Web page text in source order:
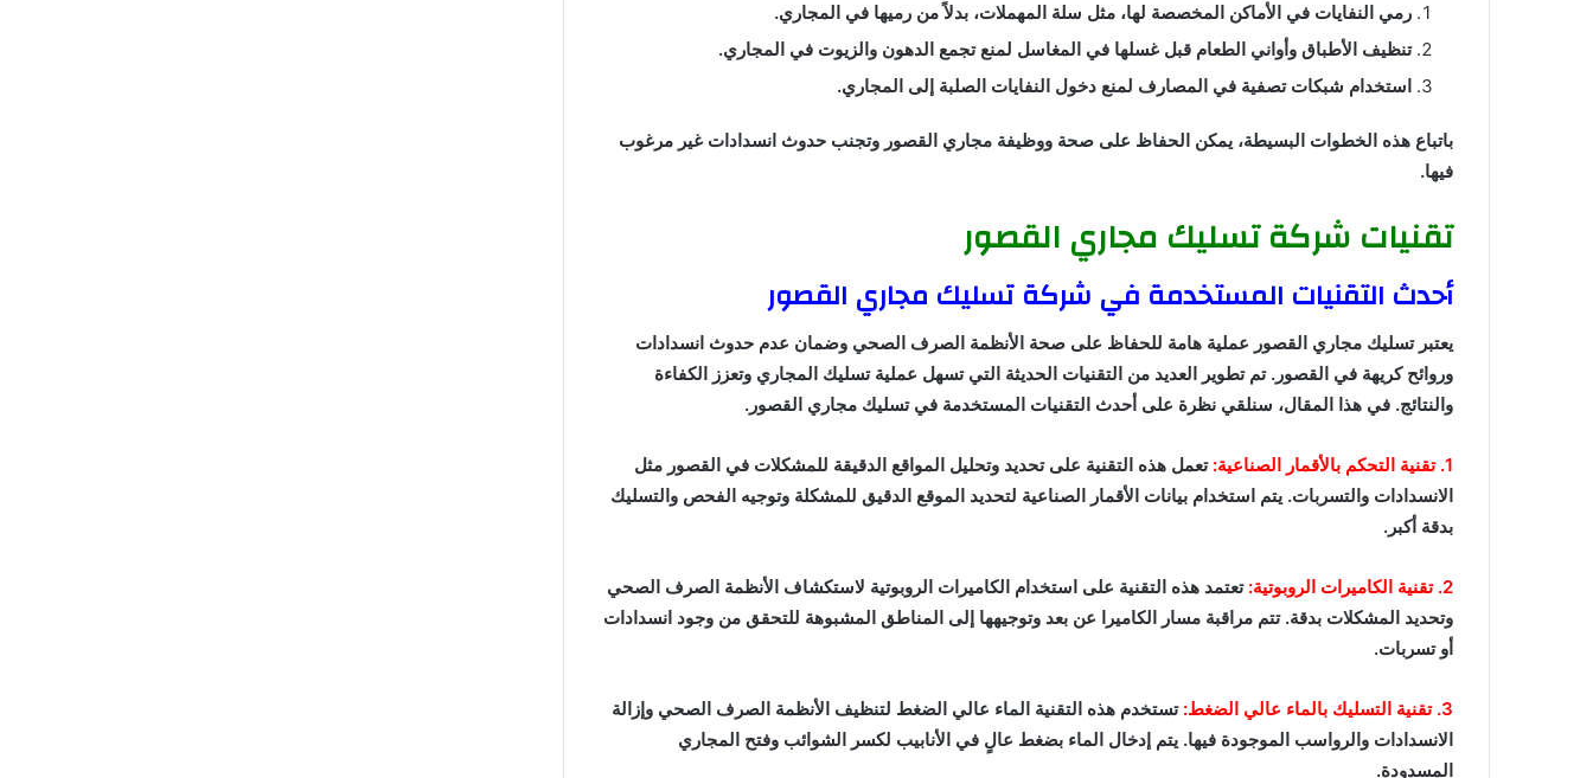
رمي النفايات في الأماكن المخصصة لها، مثل سلة المهملات، بدلاً من رميها في المجاري.
تنظيف الأطباق وأواني الطعام قبل غسلها في المغاسل لمنع تجمع الدهون والزيوت في المجاري.
استخدام شبكات تصفية في المصارف لمنع دخول النفايات الصلبة إلى المجاري.
باتباع هذه الخطوات البسيطة، يمكن الحفاظ على صحة ووظيفة مجاري القصور وتجنب حدوث انسدادات غير مرغوب
فيها.
تقنيات شركة تسليك مجاري القصور
أحدث التقنيات المستخدمة في شركة تسليك مجاري القصور
يعتبر تسليك مجاري القصور عملية هامة للحفاظ على صحة الأنظمة الصرف الصحي وضمان عدم حدوث انسدادات
وروائح كريهة في القصور. تم تطوير العديد من التقنيات الحديثة التي تسهل عملية تسليك المجاري وتعزز الكفاءة
والنتائج. في هذا المقال، سنلقي نظرة على أحدث التقنيات المستخدمة في تسليك مجاري القصور.
1. تقنية التحكم بالأقمار الصناعية:
تعمل هذه التقنية على تحديد وتحليل المواقع الدقيقة للمشكلات في القصور مثل
الانسدادات والتسربات. يتم استخدام بيانات الأقمار الصناعية لتحديد الموقع الدقيق للمشكلة وتوجيه الفحص والتسليك
بدقة أكبر.
2. تقنية الكاميرات الروبوتية:
تعتمد هذه التقنية على استخدام الكاميرات الروبوتية لاستكشاف الأنظمة الصرف الصحي
وتحديد المشكلات بدقة. تتم مراقبة مسار الكاميرا عن بعد وتوجيهها إلى المناطق المشبوهة للتحقق من وجود انسدادات
أو تسربات.
3. تقنية التسليك بالماء عالي الضغط:
تستخدم هذه التقنية الماء عالي الضغط لتنظيف الأنظمة الصرف الصحي وإزالة
الانسدادات والرواسب الموجودة فيها. يتم إدخال الماء بضغط عالٍ في الأنابيب لكسر الشوائب وفتح المجاري
المسدودة.